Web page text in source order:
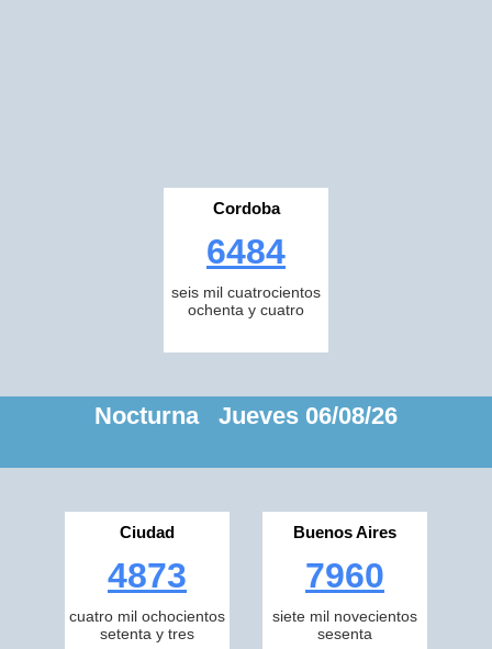
Cordoba
6484
seis mil cuatrocientos
ochenta y cuatro
Nocturna Jueves 06/08/26
Ciudad
4873
cuatro mil ochocientos
setenta y tres
Buenos Aires
7960
siete mil novecientos
sesenta